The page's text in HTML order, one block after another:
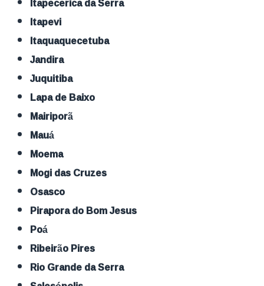
Itapevi
Itaquaquecetuba
Jandira
Juquitiba
Lapa de Baixo
Mairiporã
Mauá
Moema
Mogi das Cruzes
Osasco
Pirapora do Bom Jesus
Poá
Ribeirão Pires
Rio Grande da Serra